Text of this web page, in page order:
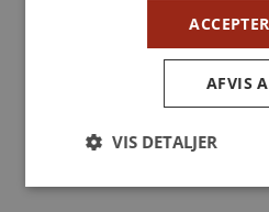
Alt afhænger af dig -
Gratis forestilling af
elever på Dansk
AFVIS
VIS DETALJER